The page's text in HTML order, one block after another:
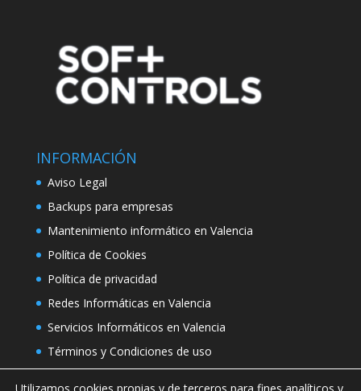
INFORMACIÓN
Aviso Legal
Backups para empresas
Mantenimiento informático en Valencia
Política de Cookies
Política de privacidad
Redes Informáticas en Valencia
Servicios Informáticos en Valencia
Términos y Condiciones de uso